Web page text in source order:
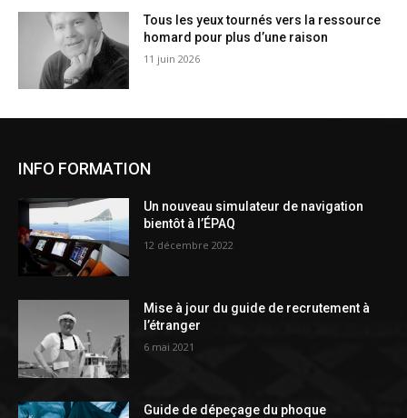
Tous les yeux tournés vers la ressource
homard pour plus d’une raison
11 juin 2026
INFO FORMATION
Un nouveau simulateur de navigation
bientôt à l’ÉPAQ
12 décembre 2022
Mise à jour du guide de recrutement à
l’étranger
6 mai 2021
Guide de dépeçage du phoque